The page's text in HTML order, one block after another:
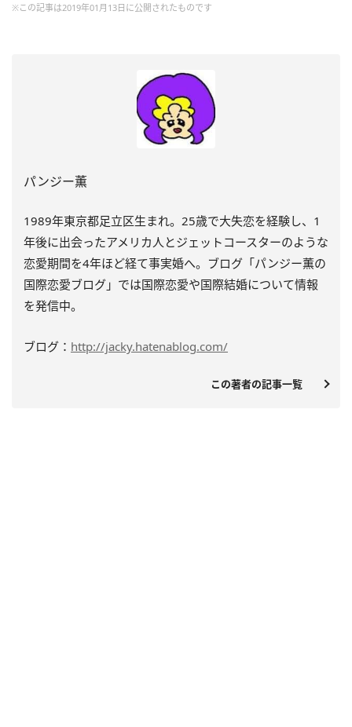
※この記事は2019年01月13日に公開されたものです
パンジー薫
1989年東京都足立区生まれ。25歳で大失恋を経験し、1
年後に出会ったアメリカ人とジェットコースターのような
恋愛期間を4年ほど経て事実婚へ。ブログ「パンジー薫の
国際恋愛ブログ」では国際恋愛や国際結婚について情報
を発信中。
ブログ： http://jacky.hatenablog.com/
この著者の記事一覧